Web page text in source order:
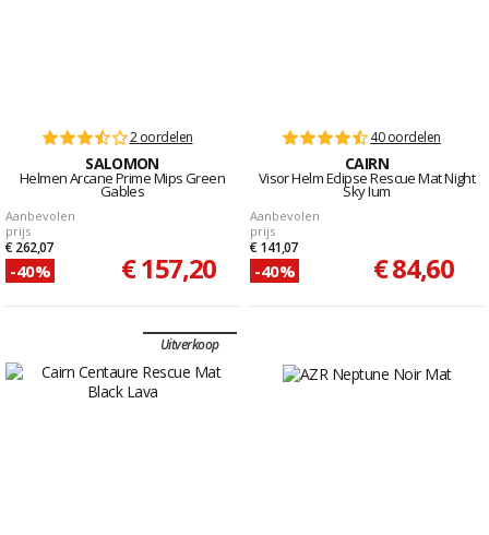
2 oordelen
SALOMON
Helmen Arcane Prime Mips Green
Gables
Aanbevolen
prijs
€ 262,07
-40% € 157,20
40 oordelen
CAIRN
Visor Helm Eclipse Rescue Mat Night
Sky Ium
Aanbevolen
prijs
€ 141,07
-40% € 84,60
Uitverkoop